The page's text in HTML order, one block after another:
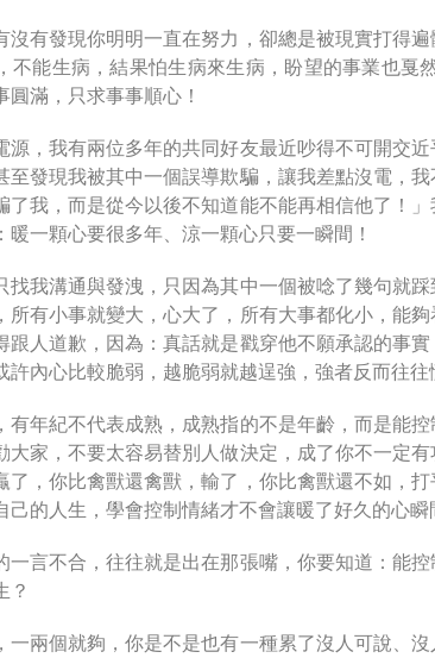
沒有發現你明明一直在努力，卻總是被現實打得
不能生病，結果怕生病來生病，盼望的事業也
圓滿，只求事事順心！
源，我有兩位多年的共同好友最近吵得不可開交
至發現我被其中一個誤導欺騙，讓我差點沒電，
了我，而是從今以後不知道能不能再相信他了！
暖一顆心要很多年、涼一顆心只要一瞬間！
找我溝通與發洩，只因為其中一個被唸了幾句就
所有小事就變大，心大了，所有大事都化小，能
跟人道歉，因為：真話就是戳穿他不願承認的事
許內心比較脆弱，越脆弱就越逞強，強者反而往
有年紀不代表成熟，成熟指的不是年齡，而是能
大家，不要太容易替別人做決定，成了你不一定
了，你比禽獸還禽獸，輸了，你比禽獸還不如，
己的人生，學會控制情緒才不會讓暖了好久的心瞬
一言不合，往往就是出在那張嘴，你要知道：能
？
一兩個就夠，你是不是也有一種累了沒人可說、